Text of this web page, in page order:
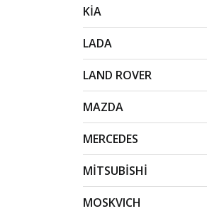
KİA
LADA
LAND ROVER
MAZDA
MERCEDES
MİTSUBİSHİ
MOSKVICH